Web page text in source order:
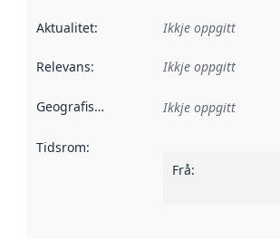
Aktualitet: Ikkje oppgitt
Relevans: Ikkje oppgitt
Geografisk område Ikkje oppgitt
Tidsrom:
Frå: